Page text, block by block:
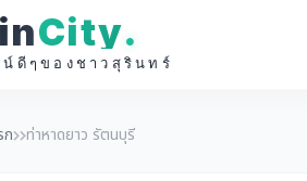
City.
ดีๆของชาวสุรินทร์
ก ท่าหาดยาว รัตนบุรี